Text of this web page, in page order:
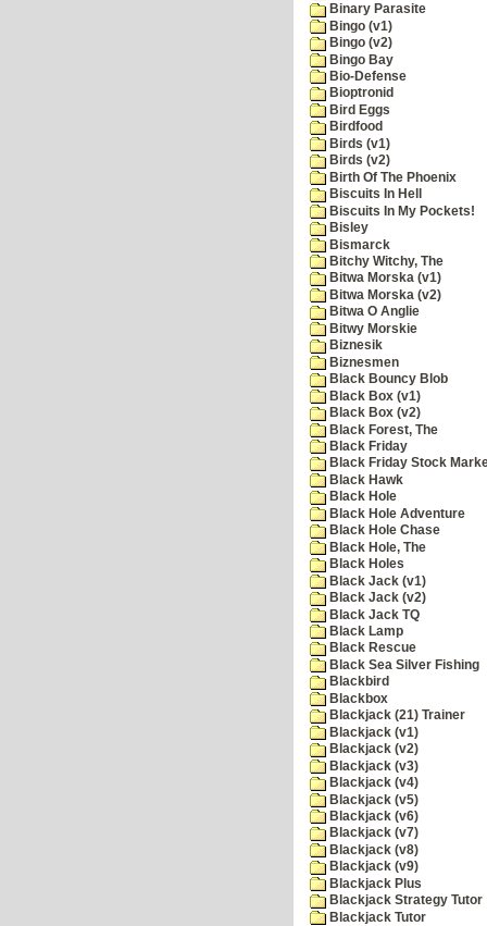
Binary Parasite
Bingo (v1)
Bingo (v2)
Bingo Bay
Bio-Defense
Bioptronid
Bird Eggs
Birdfood
Birds (v1)
Birds (v2)
Birth Of The Phoenix
Biscuits In Hell
Biscuits In My Pockets!
Bisley
Bismarck
Bitchy Witchy, The
Bitwa Morska (v1)
Bitwa Morska (v2)
Bitwa O Anglie
Bitwy Morskie
Biznesik
Biznesmen
Black Bouncy Blob
Black Box (v1)
Black Box (v2)
Black Forest, The
Black Friday
Black Friday Stock
Black Hawk
Black Hole
Black Hole Adventure
Black Hole Chase
Black Hole, The
Black Holes
Black Jack (v1)
Black Jack (v2)
Black Jack TQ
Black Lamp
Black Rescue
Black Sea Silver Fishing
Blackbird
Blackbox
Blackjack (21) Trainer
Blackjack (v1)
Blackjack (v2)
Blackjack (v3)
Blackjack (v4)
Blackjack (v5)
Blackjack (v6)
Blackjack (v7)
Blackjack (v8)
Blackjack (v9)
Blackjack Plus
Blackjack Strategy Tutor
Blackjack Tutor